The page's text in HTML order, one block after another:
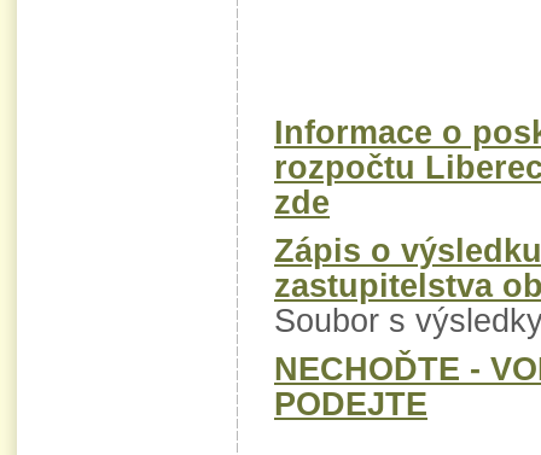
Informace o
rozpočtu
zde
Zápis o
zastupitelstva
Soubor s
NECHOĎTE -
PODEJTE